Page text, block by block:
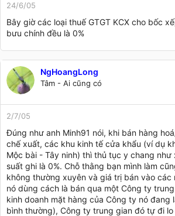
24/6/05
Bây giờ các loại thuế GTGT KCX cho bốc
bưu chính đều là 0%
NgHoangLong
Tâm - Ai cũng có
2/7/05
Đúng như anh Minh91 nói, khi bán hàng
chế xuất, các khu kinh tế cửa khẩu (ví dụ
Mộc bài - Tây ninh) thì thủ tục y chang
suất ghi là 0%. Chỗ thằng bạn mình làm
không thường xuyên và giá trị bán vào các
nó dùng cách là bán qua một Công ty
kinh doanh mặt hàng của Công ty nó đang
bình thường), Công ty trung gian đó tự đi